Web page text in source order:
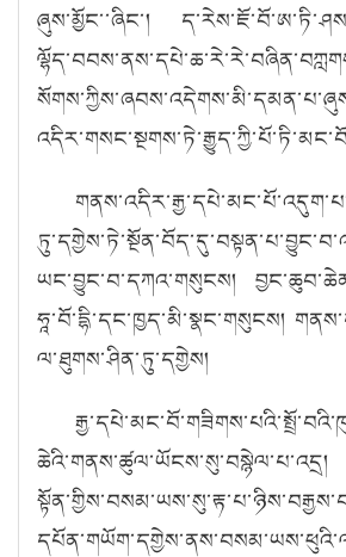
ཞུས་མྱོང་་ཞིང་།
ཡང་བྱུང་བ་དཀའ་གསུངས།
ཧཱ་བོ་དྷི་དང་ཁྱད་མི་སྣང་གསུངས།
ལ་ཐུགས་ཤིན་ཏུ་དགྱེས།